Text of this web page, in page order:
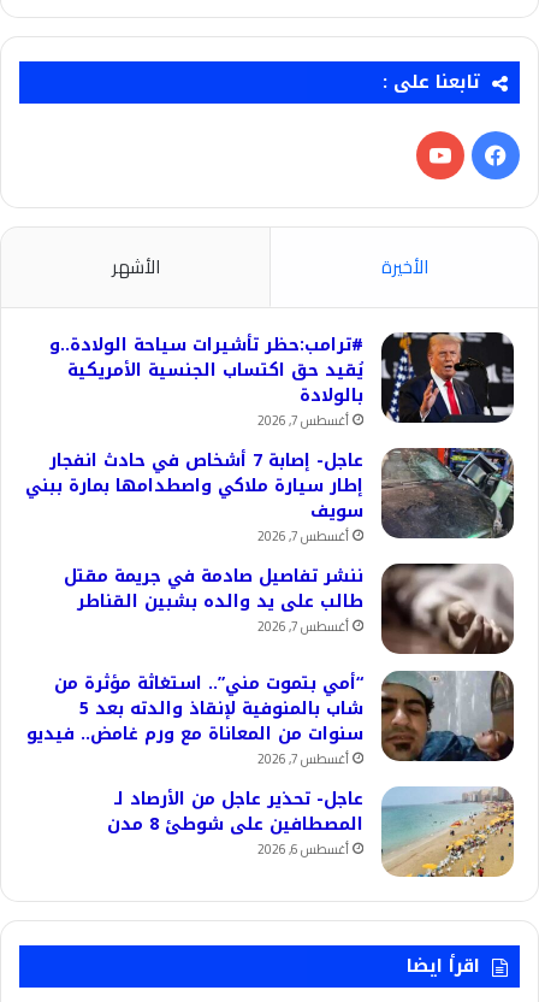
تابعنا على :
فيسبوك‫YouTube
الأخيرة الأشهر
#ترامب:حظر تأشيرات سياحة الولادة..و
يُقيد حق اكتساب الجنسية الأمريكية
بالولادة
أغسطس 7, 2026
عاجل- إصابة 7 أشخاص في حادث انفجار
إطار سيارة ملاكي واصطدامها بمارة ببني
سويف
أغسطس 7, 2026
ننشر تفاصيل صادمة في جريمة مقتل
طالب على يد والده بشبين القناطر
أغسطس 7, 2026
“أمي بتموت مني”.. استغاثة مؤثرة من
شاب بالمنوفية لإنقاذ والدته بعد 5
سنوات من المعاناة مع ورم غامض.. فيديو
أغسطس 7, 2026
عاجل- تحذير عاجل من الأرصاد لـ
المصطافين على شوطئ 8 مدن
أغسطس 6, 2026
اقرأ ايضا